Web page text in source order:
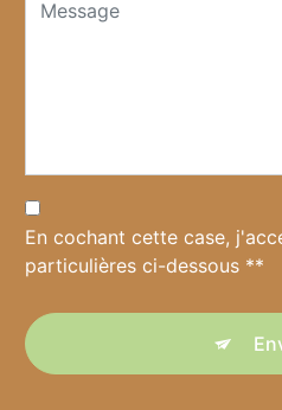
En cochant cette case,
particulières ci-dessous **